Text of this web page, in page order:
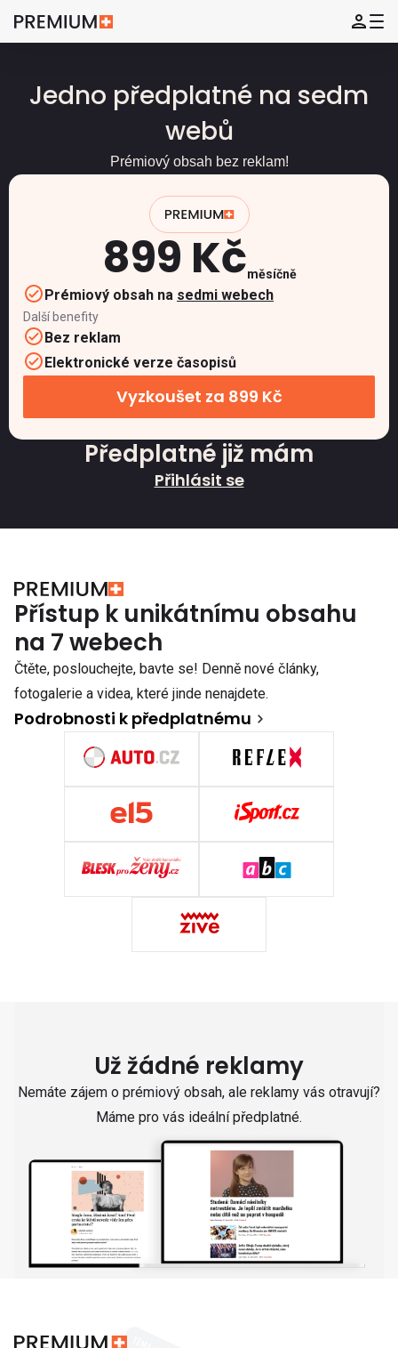
Jedno předplatné na sedm
webů
Prémiový obsah bez reklam!
899 Kčměsíčně
Prémiový obsah na sedmi webech
Další benefity
Bez reklam
Elektronické verze časopisů
Vyzkoušet za 899 Kč
Předplatné již mám
Přihlásit se
Přístup k unikátnímu obsahu
na 7 webech
Čtěte, poslouchejte, bavte se! Denně nové články,
fotogalerie a videa, které jinde nenajdete.
Podrobnosti k předplatnému
Už žádné reklamy
Nemáte zájem o prémiový obsah, ale reklamy vás otravují?
Máme pro vás ideální předplatné.